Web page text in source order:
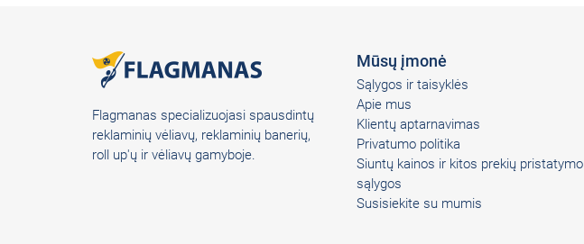
Flagmanas specializuojasi spausdintų
reklaminių vėliavų, reklaminių banerių,
roll up'ų ir vėliavų gamyboje.
Mūsų įmonė
Sąlygos ir taisyklės
Apie mus
Klientų aptarnavimas
Privatumo politika
Siuntų kainos ir kitos prekių pristatymo
sąlygos
Susisiekite su mumis